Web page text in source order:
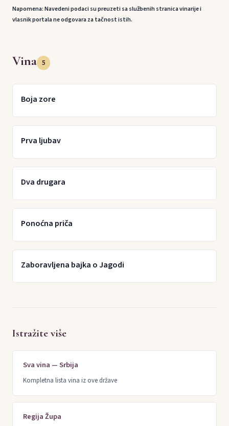
Napomena: Navedeni podaci su preuzeti sa službenih stranica vinarije i
vlasnik portala ne odgovara za tačnost istih.
Vina 5
Boja zore
Prva ljubav
Dva drugara
Ponoćna priča
Zaboravljena bajka o Jagodi
Istražite više
Sva vina — Srbija
Kompletna lista vina iz ove države
Regija Župa